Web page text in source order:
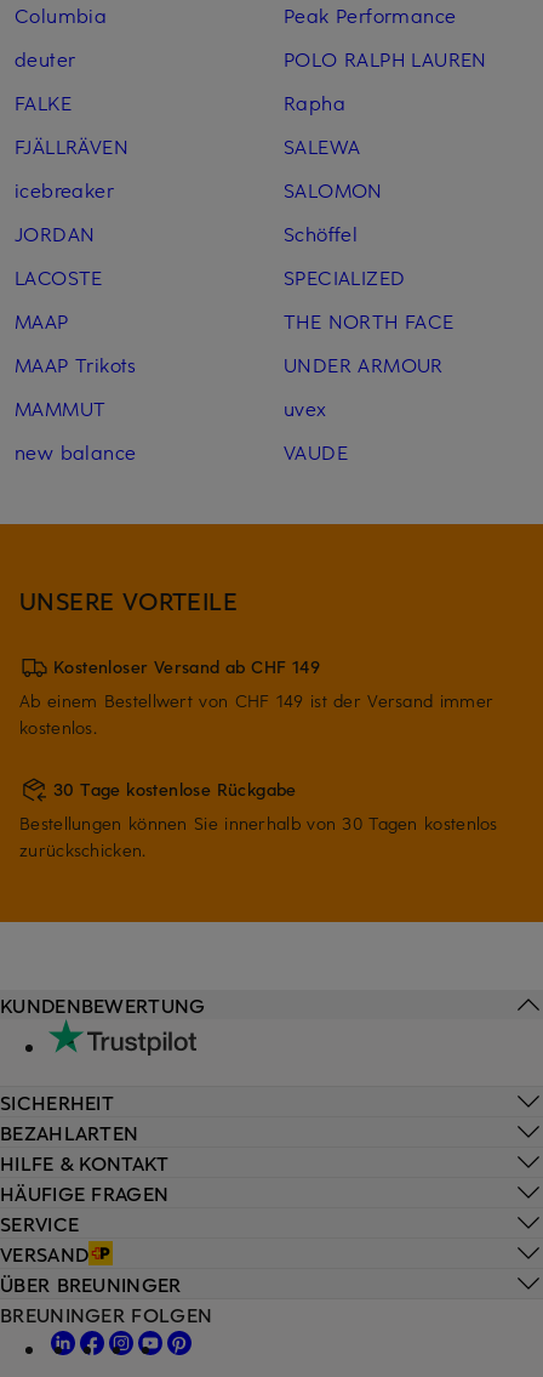
Columbia
deuter
FALKE
FJÄLLRÄVEN
icebreaker
JORDAN
LACOSTE
MAAP
MAAP Trikots
MAMMUT
new balance
Peak Performance
POLO RALPH LAUREN
Rapha
SALEWA
SALOMON
Schöffel
SPECIALIZED
THE NORTH FACE
UNDER ARMOUR
uvex
VAUDE
UNSERE VORTEILE
Kostenloser Versand ab CHF 149
Ab einem Bestellwert von CHF 149 ist der Versand immer
kostenlos.
30 Tage kostenlose Rückgabe
Bestellungen können Sie innerhalb von 30 Tagen kostenlos
zurückschicken.
HILFE & KONTAKT
HÄUFIGE FRAGEN
SERVICE
VERSAND
KUNDENBEWERTUNG
SICHERHEIT
BEZAHLARTEN
ÜBER BREUNINGER
BREUNINGER FOLGEN